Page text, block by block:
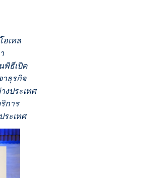
ฮเทล
พิธีเปิด
าธุรกิจ
งประเทศ
การ
ระเทศ